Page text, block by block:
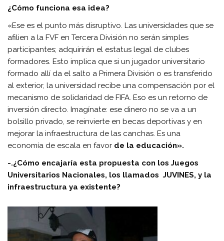
¿Cómo funciona esa idea?
«Ese es el punto más disruptivo. Las universidades que se
afilien a la FVF en Tercera División no serán simples
participantes; adquirirán el estatus legal de clubes
formadores. Esto implica que si un jugador universitario
formado allí da el salto a Primera División o es transferido
al exterior, la universidad recibe una compensación por el
mecanismo de solidaridad de FIFA. Eso es un retorno de
inversión directo. Imagínate: ese dinero no se va a un
bolsillo privado, se reinvierte en becas deportivas y en
mejorar la infraestructura de las canchas. Es una
economía de escala en favor de la educación».
-.¿Cómo encajaría esta propuesta con los Juegos
Universitarios Nacionales, los llamados JUVINES, y la
infraestructura ya existente?